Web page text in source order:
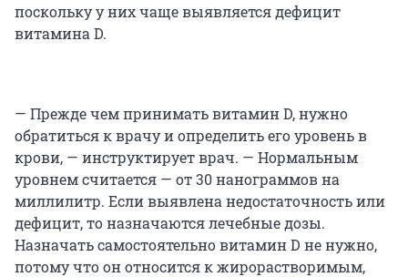
поскольку у них чаще выявляется дефицит
витамина D.
— Прежде чем принимать витамин D, нужно
обратиться к врачу и определить его уровень в
крови, — инструктирует врач. — Нормальным
уровнем считается — от 30 нанограммов на
миллилитр. Если выявлена недостаточность или
дефицит, то назначаются лечебные дозы.
Назначать самостоятельно витамин D не нужно,
потому что он относится к жирорастворимым,